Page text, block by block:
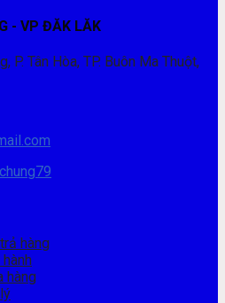
- VP ĐĂK LĂK
P. Tân Hòa, TP. Buôn Ma Thuột,
hàng
hàng